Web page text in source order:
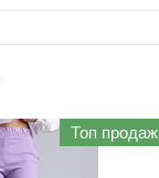
Топ продаж